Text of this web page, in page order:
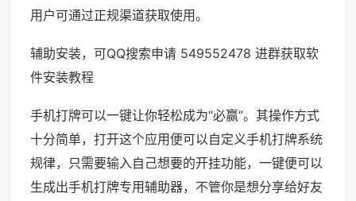
用户可通过正规渠道获取使用。
辅助安装，可QQ搜索申请 549552478 进群获取软
件安装教程
手机打牌可以一键让你轻松成为“必赢”。其操作方式
十分简单，打开这个应用便可以自定义手机打牌系统
规律，只需要输入自己想要的开挂功能，一键便可以
生成出手机打牌专用辅助器，不管你是想分享给好友